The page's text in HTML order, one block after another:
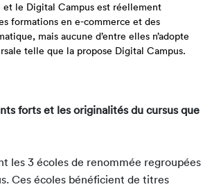
le Digital Campus est réellement
formations en e-commerce et des
mais aucune d’entre elles n’adopte
telle que la propose Digital Campus.
forts et les originalités du cursus que
les 3 écoles de renommée regroupées
Ces écoles bénéficient de titres